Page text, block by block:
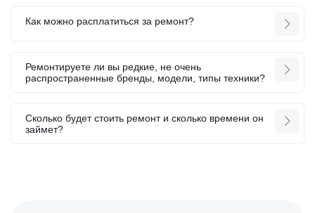
Как можно расплатиться за ремонт?
Ремонтируете ли вы редкие, не очень
распространенные бренды, модели, типы техники?
Сколько будет стоить ремонт и сколько времени он
займет?